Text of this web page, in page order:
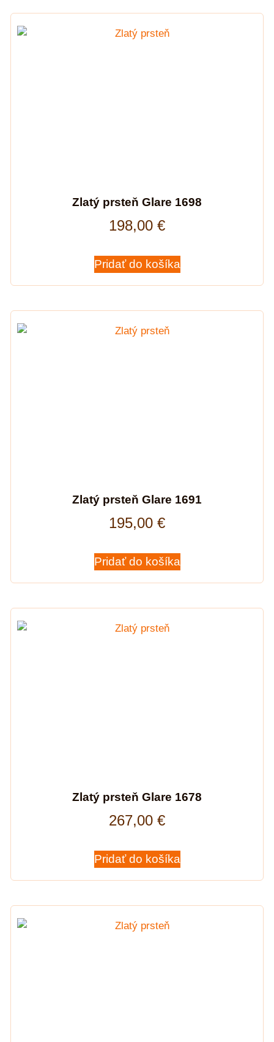
Zlatý prsteň Glare 1698
198,00 €
Pridať do košíka
Zlatý prsteň Glare 1691
195,00 €
Pridať do košíka
Zlatý prsteň Glare 1678
267,00 €
Pridať do košíka